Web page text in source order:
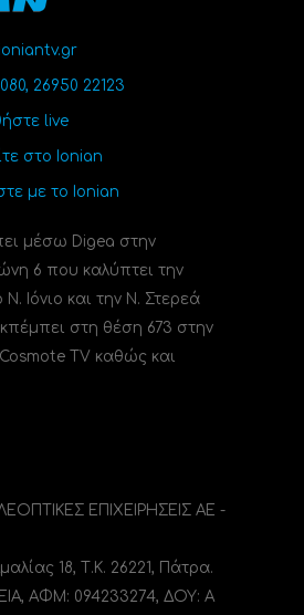
26950 22123
live
στο Ionian
με το Ionian
μέσω Digea στην
6 που καλύπτει την
Ιόνιο και την Ν. Στερεά
στη θέση 673 στην
TV καθώς και
ΕΠΙΧΕΙΡΗΣΕΙΣ ΑΕ -
18, Τ.Κ. 26221, Πάτρα.
ΑΦΜ: 094233274, ΔΟΥ: A